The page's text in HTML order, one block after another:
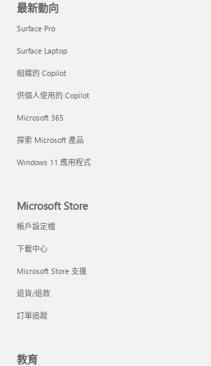
最新動向
Surface Pro
Surface Laptop
組織的 Copilot
供個人使用的 Copilot
Microsoft 365
探索 Microsoft 產品
Windows 11 應用程式
Microsoft Store
帳戶設定檔
下載中心
Microsoft Store 支援
退貨/退款
訂單追蹤
教育